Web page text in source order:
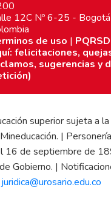
12C Nº 6-25 - Bogotá
de uso |
felicitaciones,
sugerencias y
superior sujeta a
|
16 de septiembre de
Gobierno. |
juridica@urosario.edu.co